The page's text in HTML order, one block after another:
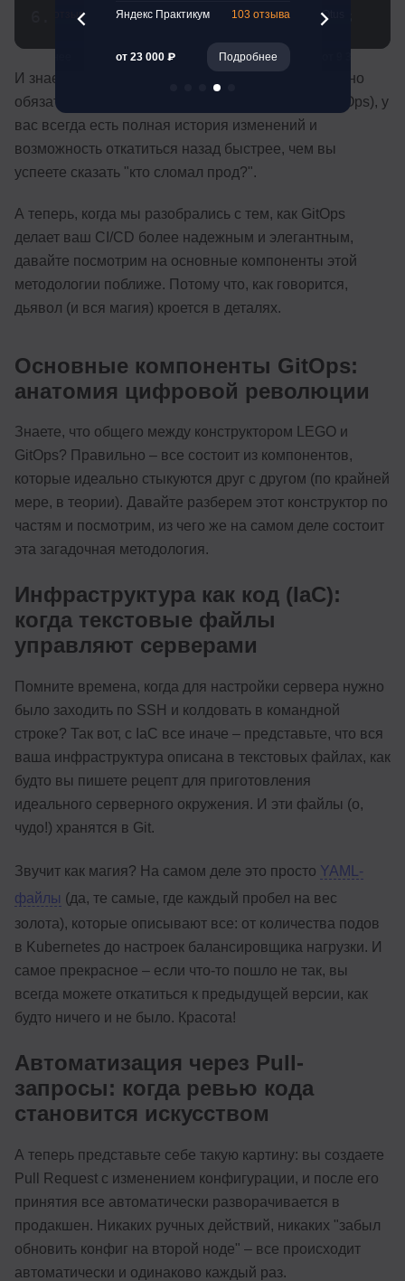
git push # И пусть GitOps
И знаете что? Даже если что-то пойдет не так (а оно
обязательно пойдет – это же закон подлости DevOps), у
вас всегда есть полная история изменений и
возможность откатиться назад быстрее, чем вы
успеете сказать "кто сломал прод?".
А теперь, когда мы разобрались с тем, как GitOps
делает ваш CI/CD более надежным и элегантным,
давайте посмотрим на основные компоненты этой
методологии поближе. Потому что, как говорится,
дьявол (и вся магия) кроется в деталях.
Основные компоненты GitOps:
анатомия цифровой революции
Знаете, что общего между конструктором LEGO и
GitOps? Правильно – все состоит из компонентов,
которые идеально стыкуются друг с другом (по крайней
мере, в теории). Давайте разберем этот конструктор по
частям и посмотрим, из чего же на самом деле состоит
эта загадочная методология.
Инфраструктура как код (IaC):
когда текстовые файлы
управляют серверами
Помните времена, когда для настройки сервера нужно
было заходить по SSH и колдовать в командной
строке? Так вот, с IaC все иначе – представьте, что вся
ваша инфраструктура описана в текстовых файлах, как
будто вы пишете рецепт для приготовления
идеального серверного окружения. И эти файлы (о,
чудо!) хранятся в Git.
Звучит как магия? На самом деле это просто YAML-
файлы (да, те самые, где каждый пробел на вес
золота), которые описывают все: от количества подов
в Kubernetes до настроек балансировщика нагрузки. И
самое прекрасное – если что-то пошло не так, вы
всегда можете откатиться к предыдущей версии, как
будто ничего и не было. Красота!
Автоматизация через Pull-
запросы: когда ревью кода
становится искусством
А теперь представьте себе такую картину: вы создаете
Pull Request с изменением конфигурации, и после его
принятия все автоматически разворачивается в
продакшен. Никаких ручных действий, никаких "забыл
обновить конфиг на второй ноде" – все происходит
автоматически и одинаково каждый раз.
261 отзыв Яндекс Практикум 103 отзыва
от 23 000 ₽ Подробнее
Otus